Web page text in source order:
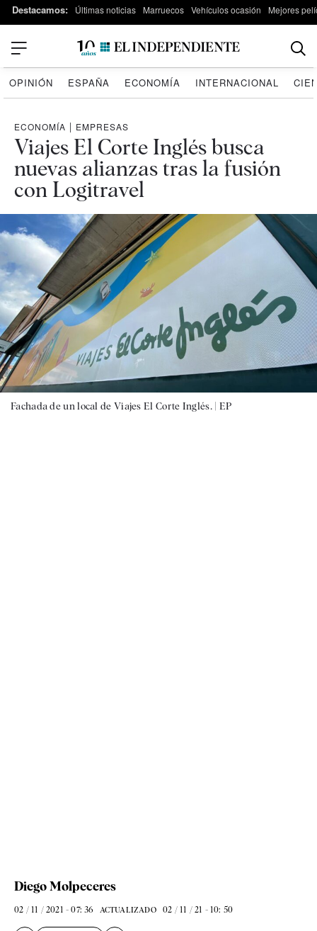
Destacamos: Últimas noticias Marruecos Vehículos ocasión Mejores
OPINIÓN ESPAÑA ECONOMÍA INTERNACIONAL
ECONOMÍA | EMPRESAS
Viajes El Corte Inglés busca
nuevas alianzas tras la fusión
con Logitravel
Fachada de un local de Viajes El Corte Inglés. | EP
Diego Molpeceres
02 / 11 / 2021 - 07: 36 ACTUALIZADO 02 / 11 / 21 - 10: 50